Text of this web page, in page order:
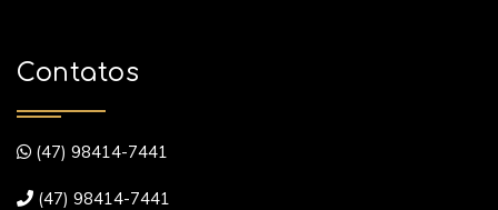
Contatos
(47) 98414-7441
(47) 98414-7441